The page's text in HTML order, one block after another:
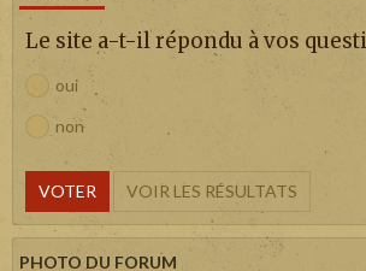
Le site a-t-il répondu à vos
oui
non
VOTER VOIR LES RÉSULTATS
PHOTO DU FORUM